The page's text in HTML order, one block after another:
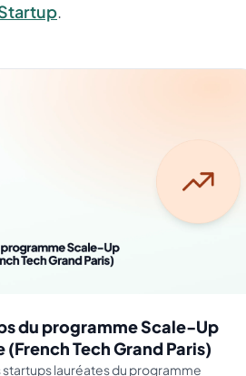
.
du programme Scale-Up
(French Tech Grand Paris)
startups lauréates du programme